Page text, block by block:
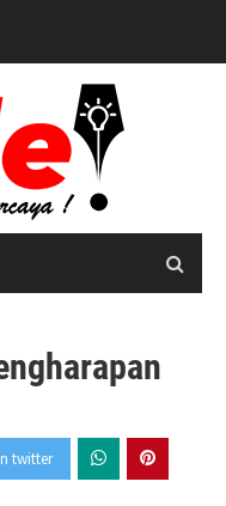
twitter